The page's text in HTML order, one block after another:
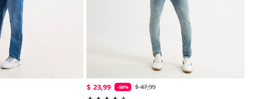
$ 23,99 -50% $ 47,99